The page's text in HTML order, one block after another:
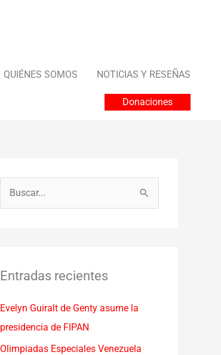
QUIÉNES SOMOS NOTICIAS Y RESEÑAS
Donaciones
a
p
o
r
Entradas recientes
Evelyn Guiralt de Genty asume la
presidencia de FIPAN
Olimpiadas Especiales Venezuela